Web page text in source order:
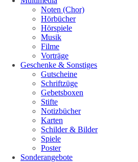
Noten (Chor)
Hörbücher
Hörspiele
Musik
Filme
Vorträge
Geschenke & Sonstiges
Gutscheine
Schriftzüge
Gebetsboxen
Stifte
Notizbücher
Karten
Schilder & Bilder
Spiele
Poster
Sonderangebote